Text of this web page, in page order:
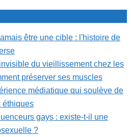
être une cible : l'histoire de
du vieillissement chez les
préserver ses muscles
médiatique qui soulève de
éthiques
gays : existe-t-il une
?